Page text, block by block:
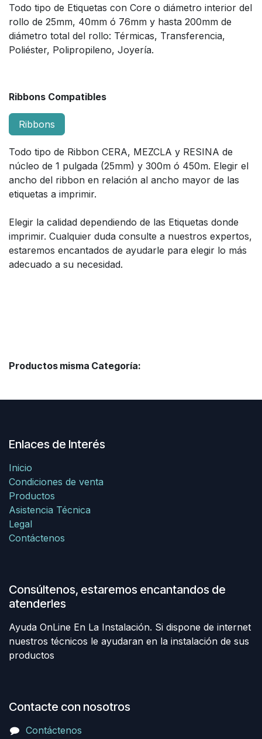
Todo tipo de Etiquetas con Core o diámetro interior del
rollo de 25mm, 40mm ó 76mm y hasta 200mm de
diámetro total del rollo: Térmicas, Transferencia,
Poliéster, Polipropileno, Joyería.
Ribbons Compatibles
Ribbons
Todo tipo de Ribbon CERA, MEZCLA y RESINA de
núcleo de 1 pulgada (25mm) y 300m ó 450m. Elegir el
ancho del ribbon en relación al ancho mayor de las
etiquetas a imprimir.
Elegir la calidad dependiendo de las Etiquetas donde
imprimir. Cualquier duda consulte a nuestros expertos,
estaremos encantados de ayudarle para elegir lo más
adecuado a su necesidad.
Productos misma Categoría:
Enlaces de Interés
Inicio
Condiciones de venta
Productos
Asistencia Técnica
Legal
Contáctenos
Consúltenos, estaremos encantandos de
atenderles
Ayuda OnLine En La Instalación. Si dispone de internet
nuestros técnicos le ayudaran en la instalación de sus
productos
Contacte con nosotros
Contáctenos